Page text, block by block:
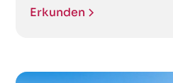
Erkunden